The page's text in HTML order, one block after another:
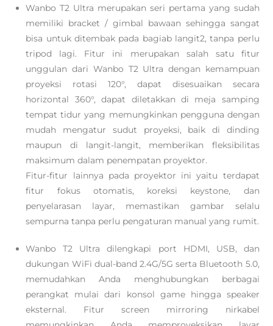
Wanbo T2 Ultra merupakan seri pertama yang sudah
memiliki bracket / gimbal bawaan sehingga sangat
bisa untuk ditembak pada bagiab langit2, tanpa perlu
tripod lagi. Fitur ini merupakan salah satu fitur
unggulan dari Wanbo T2 Ultra dengan kemampuan
proyeksi rotasi 120°, dapat disesuaikan secara
horizontal 360°, dapat diletakkan di meja samping
tempat tidur yang memungkinkan pengguna dengan
mudah mengatur sudut proyeksi, baik di dinding
maupun di langit-langit, memberikan fleksibilitas
maksimum dalam penempatan proyektor.
Fitur-fitur lainnya pada proyektor ini yaitu terdapat
fitur fokus otomatis, koreksi keystone, dan
penyelarasan layar, memastikan gambar selalu
sempurna tanpa perlu pengaturan manual yang rumit.
Wanbo T2 Ultra dilengkapi port HDMI, USB, dan
dukungan WiFi dual-band 2.4G/5G serta Bluetooth 5.0,
memudahkan Anda menghubungkan berbagai
perangkat mulai dari konsol game hingga speaker
eksternal. Fitur screen mirroring nirkabel